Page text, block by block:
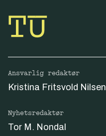
Ansvarlig redaktør
Kristina Fritsvold Nilsen
Nyhetsredaktør
Tor M. Nondal